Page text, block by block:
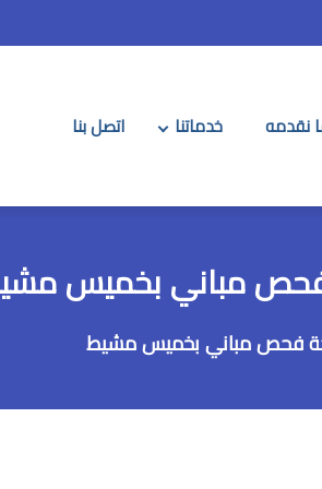
نقدمه خدماتنا اتصل بنا
مباني بخميس
فحص مباني بخميس مشيط